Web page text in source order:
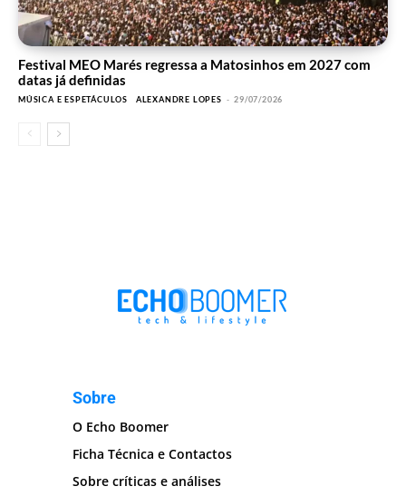
Festival MEO Marés regressa a Matosinhos em 2027 com
datas já definidas
MÚSICA E ESPETÁCULOS ALEXANDRE LOPES - 29/07/2026
Sobre
O Echo Boomer
Ficha Técnica e Contactos
Sobre críticas e análises